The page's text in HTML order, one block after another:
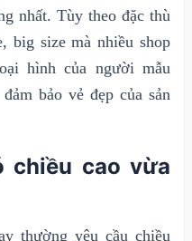
nhất. Tùy theo đặc thù
big size mà nhiều shop
hình của người mẫu
bảo vẻ đẹp của sản
chiều cao vừa
thường yêu cầu chiều